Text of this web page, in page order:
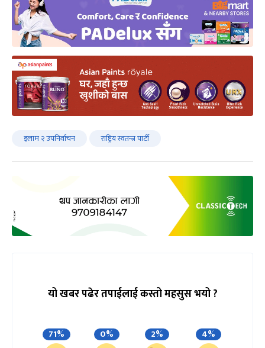
इलाम २ उपनिर्वाचन राष्ट्रिय स्वतन्त्र पार्टी
यो खबर पढेर तपाईलाई कस्तो महसुस भयो ?
71% 0% 2% 4%